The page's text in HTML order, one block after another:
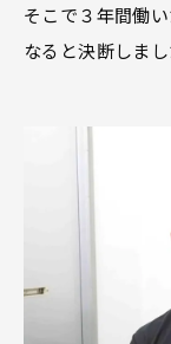
そこで３年間働
なると決断しまし